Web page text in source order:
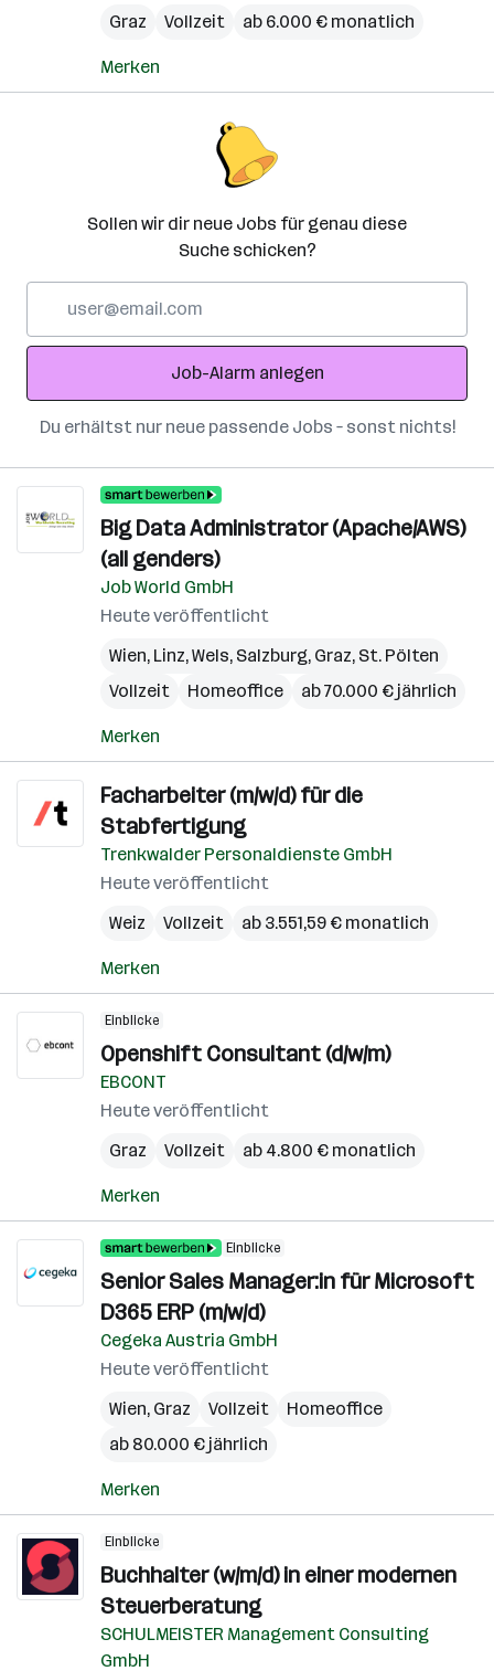
Graz
Vollzeit ab 6.000 € monatlich
Merken
Sollen wir dir neue Jobs für genau diese
Suche schicken?
Adresse
Job-Alarm anlegen
Du erhältst nur neue passende Jobs – sonst nichts!
Big Data Administrator (Apache/AWS)
(all genders)
Job World GmbH
Heute veröffentlicht
Wien, Linz,Wels, Salzburg, Graz, St. Pölten
Vollzeit
Homeoffice ab 70.000 € jährlich
Merken
Facharbeiter (m/w/d) für die
Stabfertigung
Trenkwalder Personaldienste GmbH
Heute veröffentlicht
Weiz
Vollzeit ab 3.551,59 € monatlich
Merken
Einblicke
Openshift Consultant (d/w/m)
EBCONT
Heute veröffentlicht
Graz
Vollzeit ab 4.800 € monatlich
Merken
Einblicke
Senior Sales Manager:in für Microsoft
D365 ERP (m/w/d)
Cegeka Austria GmbH
Heute veröffentlicht
Wien, Graz Vollzeit
Homeoffice
ab 80.000 € jährlich
Merken
Einblicke
Buchhalter (w/m/d) in einer modernen
Steuerberatung
SCHULMEISTER Management Consulting
GmbH